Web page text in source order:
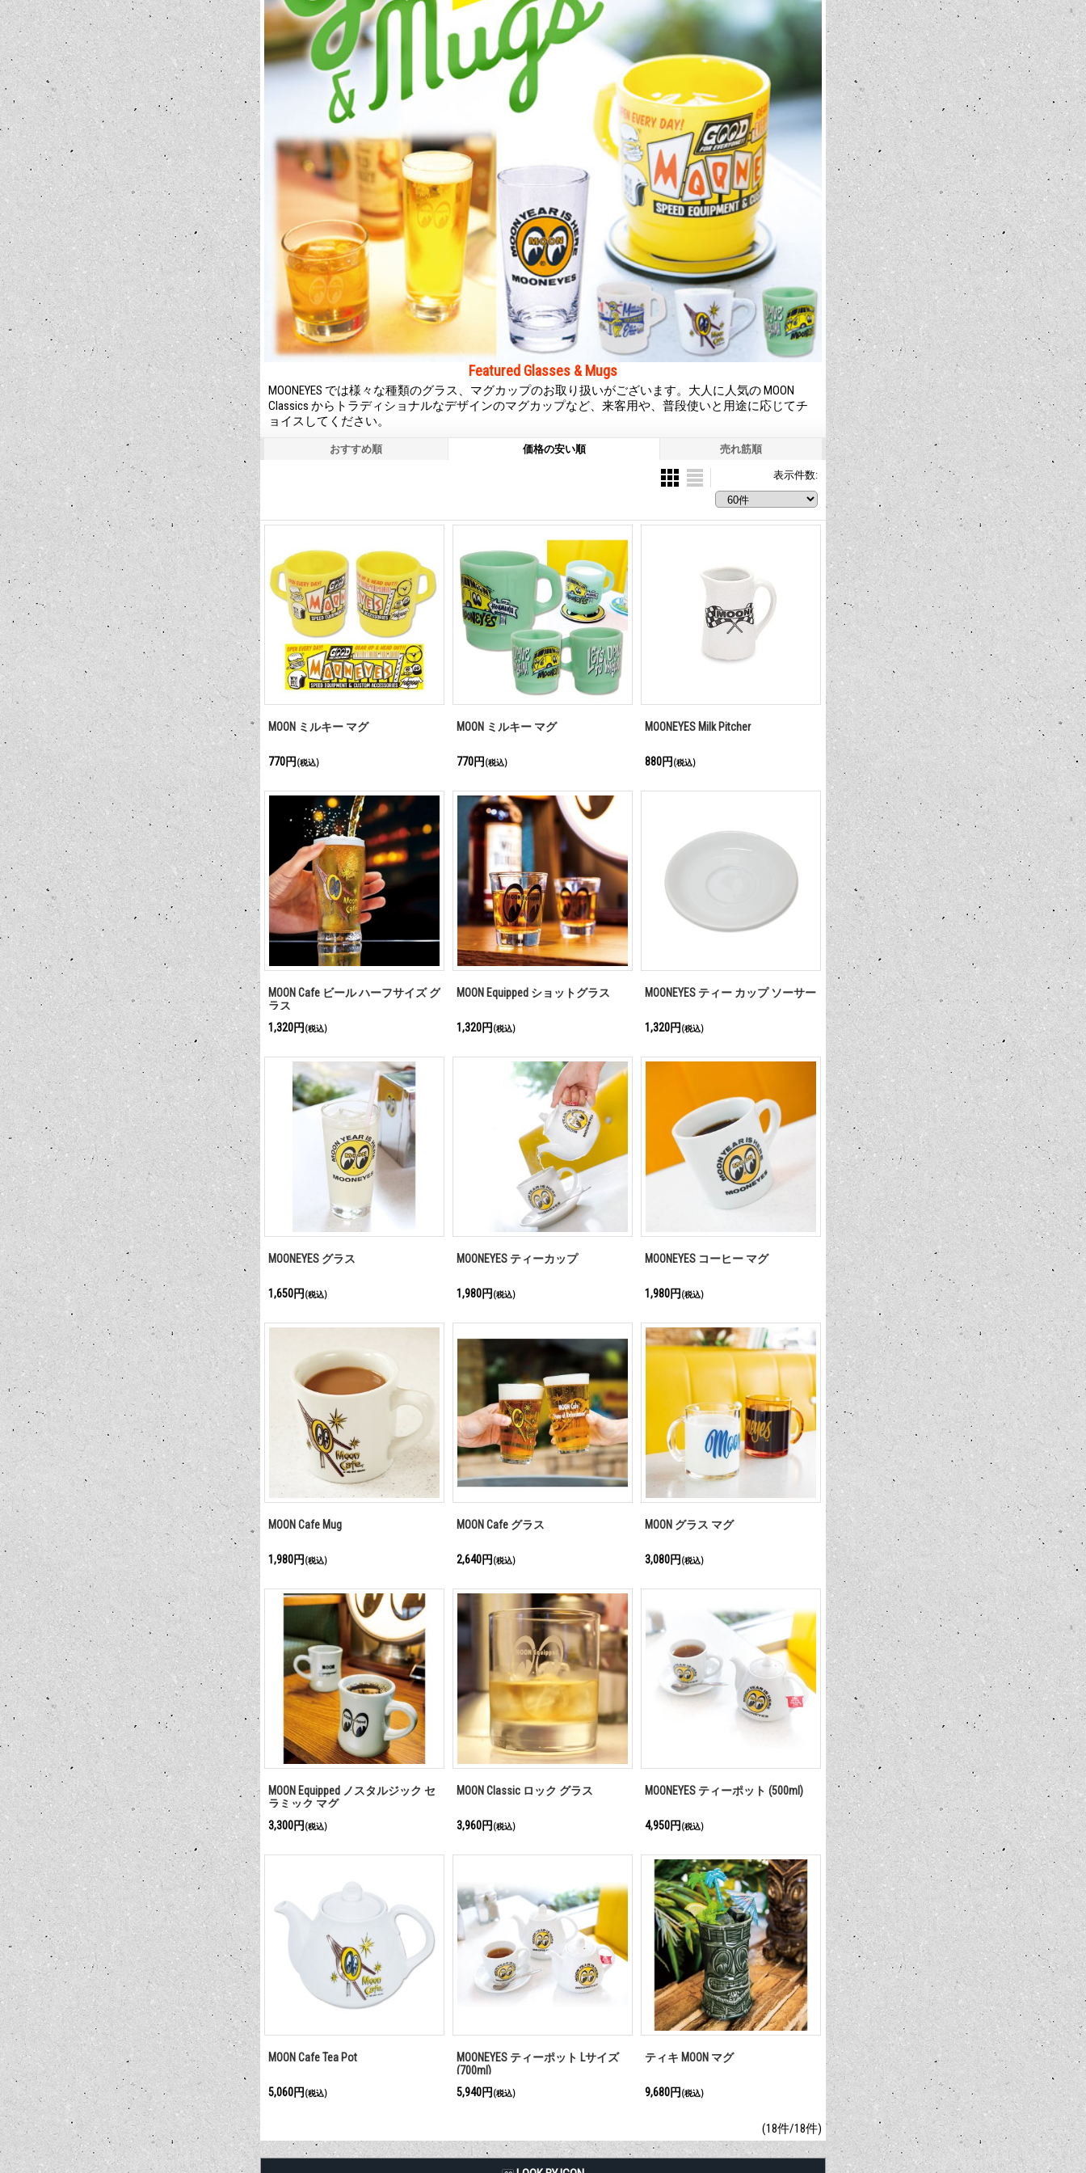
Featured Glasses & Mugs
MOONEYES では様々な種類のグラス、マグカップのお取り扱いがございます。大人に人気の MOON
Classics からトラディショナルなデザインのマグカップなど、来客用や、普段使いと用途に応じてチ
ョイスしてください。
おすすめ順 価格の安い順 売れ筋順
表示件数:
MOON ミルキー マグ
770円 (税込)
MOON ミルキー マグ
770円 (税込)
MOONEYES Milk Pitcher
880円 (税込)
MOON Cafe ビール ハーフサイズ グ
ラス
1,320円 (税込)
MOON Equipped ショットグラス
1,320円 (税込)
MOONEYES ティー カップ ソーサー
1,320円 (税込)
MOONEYES グラス
1,650円 (税込)
MOONEYES ティーカップ
1,980円 (税込)
MOONEYES コーヒー マグ
1,980円 (税込)
MOON Cafe Mug
1,980円 (税込)
MOON Cafe グラス
2,640円 (税込)
MOON グラス マグ
3,080円 (税込)
MOON Equipped ノスタルジック セ
ラミック マグ
3,300円 (税込)
MOON Classic ロック グラス
3,960円 (税込)
MOONEYES ティーポット (500ml)
4,950円 (税込)
MOON Cafe Tea Pot
5,060円(税込)
MOONEYES ティーポット Lサイズ
(700ml)
5,940円(税込)
ティキ MOON マグ
9,680円(税込)
(18件/18件)